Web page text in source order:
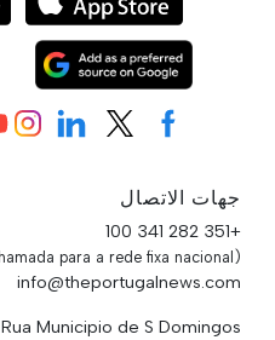
جهات الاتصال
+351 282 341 100
(Chamada para a rede fixa nacional)
info@theportugalnews.com
Rua Municipio de S Domingos